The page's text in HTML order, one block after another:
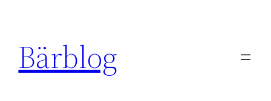
springen
Bärblog